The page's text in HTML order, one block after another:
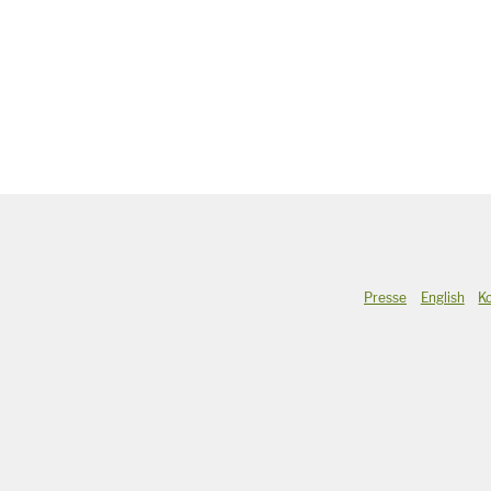
Presse English